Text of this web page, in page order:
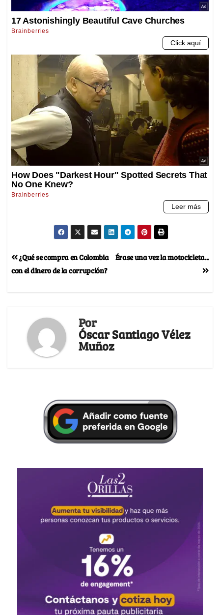
Érase una vez la motocicleta...
¿Qué se compra en Colombia
con el dinero de la corrupción?
Por
Óscar Santiago Vélez
Muñoz